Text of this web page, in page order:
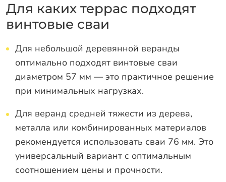
Для каких террас подходят
винтовые сваи
Для небольшой деревянной веранды
оптимально подходят винтовые сваи
диаметром 57 мм — это практичное решение
при минимальных нагрузках.
Для веранд средней тяжести из дерева,
металла или комбинированных материалов
рекомендуется использовать сваи 76 мм. Это
универсальный вариант с оптимальным
соотношением цены и прочности.